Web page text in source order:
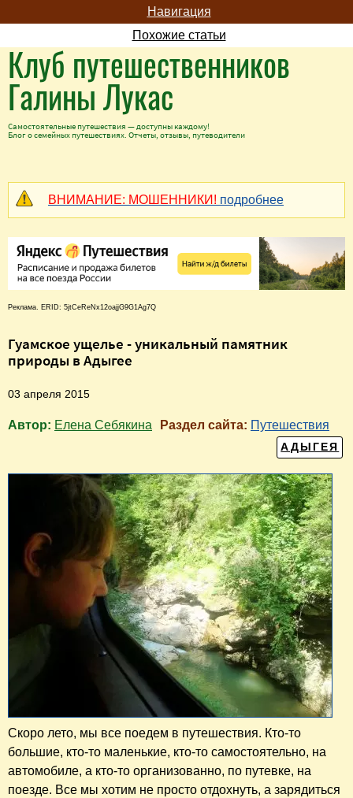
Навигация
Похожие статьи
Клуб путешественников
Галины Лукас
Самостоятельные путешествия — доступны каждому!
Блог о семейных путешествиях. Отчеты, отзывы, путеводители
ВНИМАНИЕ: МОШЕННИКИ! подробнее
Реклама. ERID: 5jtCeReNx12oajjG9G1Ag7Q
Гуамское ущелье - уникальный памятник
природы в Адыгее
03 апреля 2015
Автор: Елена Себякина Раздел сайта: Путешествия
АДЫГЕЯ
Скоро лето, мы все поедем в путешествия. Кто-то
большие, кто-то маленькие, кто-то самостоятельно, на
автомобиле, а кто-то организованно, по путевке, на
поезде. Все мы хотим не просто отдохнуть, а зарядиться